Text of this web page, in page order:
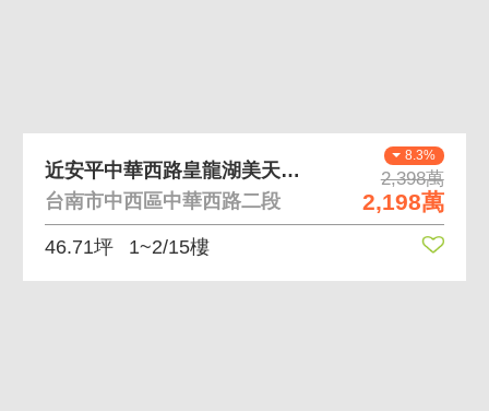
8.3%
2,398萬
2,198萬
近安平中華西路皇龍湖美天河稀有金店面
台南市中西區中華西路二段
46.71坪 1~2/15樓